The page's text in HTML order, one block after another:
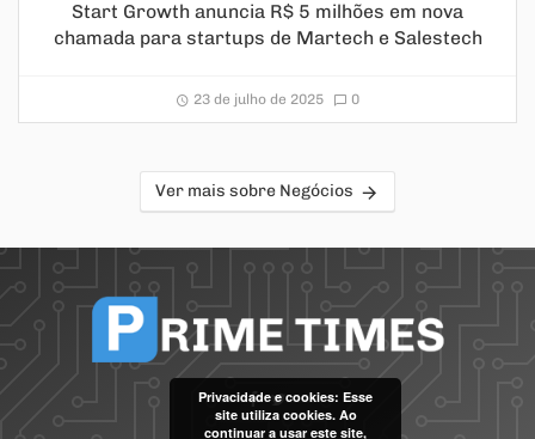
Start Growth anuncia R$ 5 milhões em nova
chamada para startups de Martech e Salestech
23 de julho de 2025 0
Ver mais sobre Negócios
Privacidade e cookies: Esse
site utiliza cookies. Ao
continuar a usar este site,